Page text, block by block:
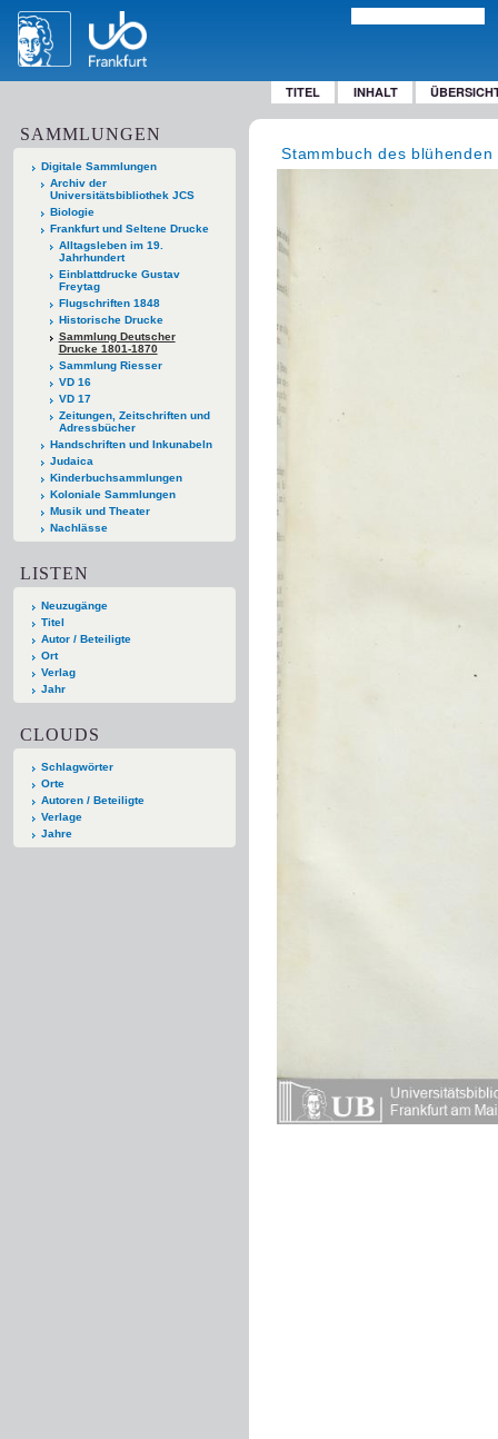
TITEL INHALT
SAMMLUNGEN
Digitale Sammlungen
Archiv der
Universitätsbibliothek JCS
Biologie
Frankfurt und Seltene Drucke
Alltagsleben im 19.
Jahrhundert
Einblattdrucke Gustav
Freytag
Flugschriften 1848
Historische Drucke
Sammlung Deutscher
Drucke 1801-1870
Sammlung Riesser
VD 16
VD 17
Zeitungen, Zeitschriften und
Adressbücher
Handschriften und Inkunabeln
Judaica
Kinderbuchsammlungen
Koloniale Sammlungen
Musik und Theater
Nachlässe
LISTEN
Neuzugänge
Titel
Autor / Beteiligte
Ort
Verlag
Jahr
CLOUDS
Schlagwörter
Orte
Autoren / Beteiligte
Verlage
Jahre
Stammbuch des